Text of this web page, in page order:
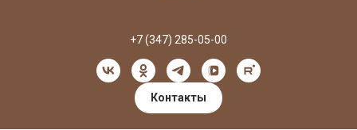
+7 (347) 285-05-00
Контакты